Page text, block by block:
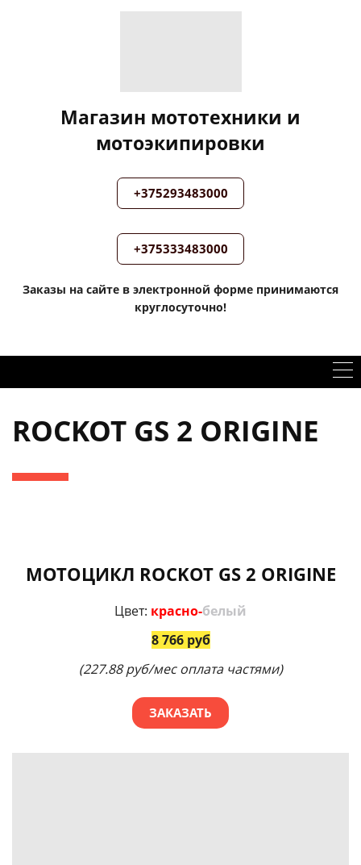
Магазин мототехники и
мотоэкипировки
+375293483000
+375333483000
Заказы на сайте в электронной форме принимаются
круглосуточно!
ROCKOT GS 2 ORIGINE
МОТОЦИКЛ ROCKOT GS 2 ORIGINE
Цвет: красно-белый
8 766 руб
(227.88 руб/мес оплата частями)
ЗАКАЗАТЬ